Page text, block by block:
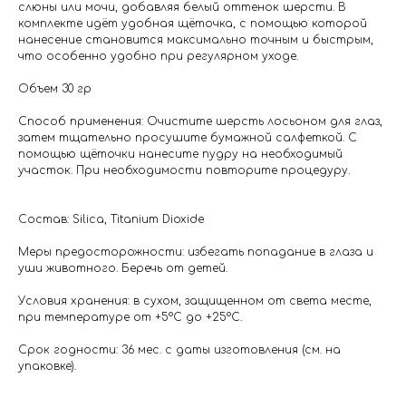
слюны или мочи, добавляя белый оттенок шерсти. В
комплекте идёт удобная щёточка, с помощью которой
нанесение становится максимально точным и быстрым,
что особенно удобно при регулярном уходе.
Объем 30 гр
Способ применения: Очистите шерсть лосьоном для глаз,
затем тщательно просушите бумажной салфеткой. С
помощью щёточки нанесите пудру на необходимый
участок. При необходимости повторите процедуру.
Состав: Silica, Titanium Dioxide
Меры предосторожности: избегать попадание в глаза и
уши животного. Беречь от детей.
Условия хранения: в сухом, защищенном от света месте,
при температуре от +5°С до +25°С.
Срок годности: 36 мес. с даты изготовления (см. на
упаковке).